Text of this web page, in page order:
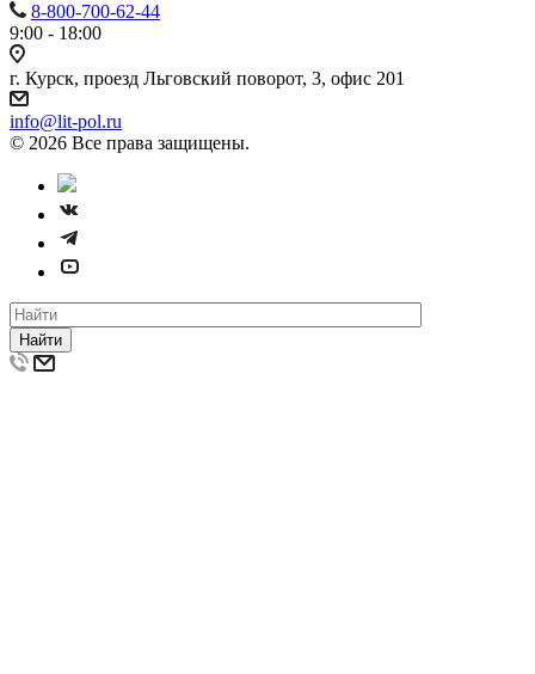
8-800-700-62-44
9:00 - 18:00
г. Курск, проезд Льговский поворот, 3, офис 201
info@lit-pol.ru
© 2026 Все права защищены.
Найти